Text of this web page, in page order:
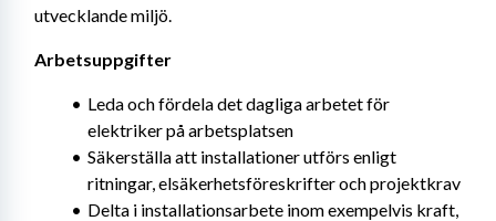
utvecklande miljö.
Arbetsuppgifter
Leda och fördela det dagliga arbetet för
elektriker på arbetsplatsen
Säkerställa att installationer utförs enligt
ritningar, elsäkerhetsföreskrifter och projektkrav
Delta i installationsarbete inom exempelvis kraft,